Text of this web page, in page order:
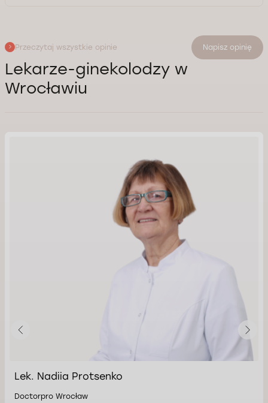
Przeczytaj wszystkie opinie Napisz opinię
Lekarze-ginekolodzy w
Wrocławiu
Lek. Nadiia Protsenko
Doctorpro Wrocław